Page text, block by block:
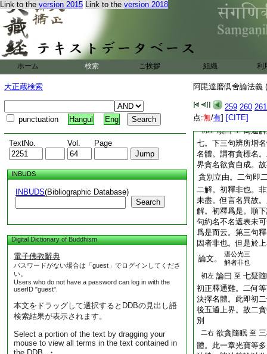
Link to the version 2015 Link to the version 2018
ホーム 検索 ご挨拶 組織 利
大正蔵検索
punctuation Hangul Eng
TextNo. Vol. Page
INBUDS
INBUDS(Bibliographic Database)
Search
Digital Dictionary of Buddhism
電子佛教辭典
パスワードがない場合は「guest」でログインしてくださ
い。
Users who do not have a password can log in with the
userID "guest".
本文をドラッグして選択するとDDBの見出し語
検索結果が表示されます。
Select a portion of the text by dragging your
mouse to view all terms in the text contained in
阿毘達磨倶舍論法義
259 260 261
点:無/有] [CITE]
違釋。故光記 三左
三右 云。及是相
十九右 釋句中及
科名爲正。光記未
故。七隨眠出雜含
七使。其列位悉如
親已前造論。悉約
初左 頌曰 至 爲遮
七。下三句辨所增
名體。謂有貪標名
界貪名欲貪自成。
貪別立由。二句即
二解。初釋非也。
未盡。但言名異故
解。初釋爲是。順
句約名不名遮表未
爲是而云。第三句
因者非也。但是於
論文。
湛公光三
解者非也
初左 論曰 至 七疑
初正釋通難。二何
決擇名體。此即初
後五通上界。故二
別
二右 欲貪隨眠 至
體。此一章光寶等